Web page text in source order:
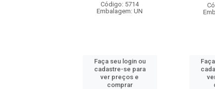
Código: 5714
Embalagem: UN
Faça seu login ou
cadastre-se para
ver preços e
comprar